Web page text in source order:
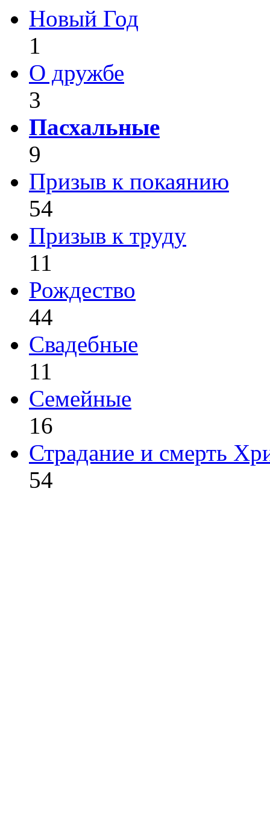
Новый Год
1
О дружбе
3
Пасхальные
9
Призыв к покаянию
54
Призыв к труду
11
Рождество
44
Свадебные
11
Семейные
16
Страдание и смерть
54